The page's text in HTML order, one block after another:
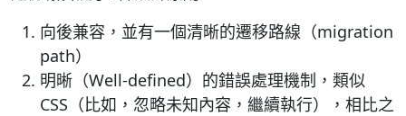
向後兼容，並有一個清晰的遷移路線（migration
path）
明晰（Well-defined）的錯誤處理機制，類似
CSS（比如，忽略未知內容，繼續執行），相比之